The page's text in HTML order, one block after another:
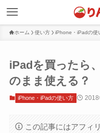
ホーム 使い方 iPhone・iPadの使
iPadを買ったら
のまま使える？
iPhone・iPadの使い方 2018
この記事にはアフィ